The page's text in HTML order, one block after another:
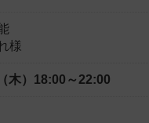
様
木） 18:00～22:00